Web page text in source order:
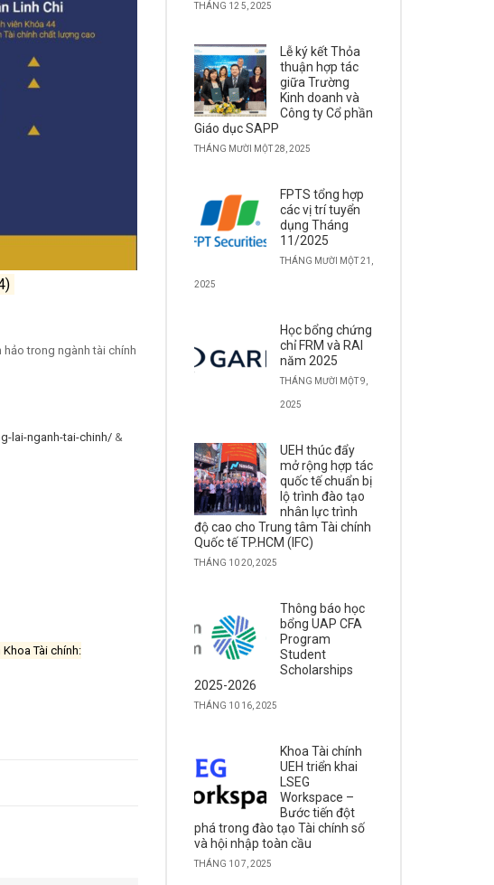
trong ngành tài chính
lai-nganh-tai-chinh/ &
Tài chính:
THÁNG 12 5, 2025
Lễ ký kết Thỏa
thuận hợp tác
giữa Trường
Kinh doanh và
Công ty Cổ phần
Giáo dục SAPP
THÁNG MƯỜI MỘT 28, 2025
FPTS tổng hợp
các vị trí tuyển
dụng Tháng
11/2025
THÁNG MƯỜI MỘT 21,
2025
Học bổng chứng
chỉ FRM và RAI
năm 2025
THÁNG MƯỜI MỘT 9,
2025
UEH thúc đẩy
mở rộng hợp tác
quốc tế chuẩn bị
lộ trình đào tạo
nhân lực trình
độ cao cho Trung tâm Tài chính
Quốc tế TP.HCM (IFC)
THÁNG 10 20, 2025
Thông báo học
bổng UAP CFA
Program
Student
Scholarships
2025-2026
THÁNG 10 16, 2025
Khoa Tài chính
UEH triển khai
LSEG
Workspace –
Bước tiến đột
phá trong đào tạo Tài chính số
và hội nhập toàn cầu
THÁNG 10 7, 2025